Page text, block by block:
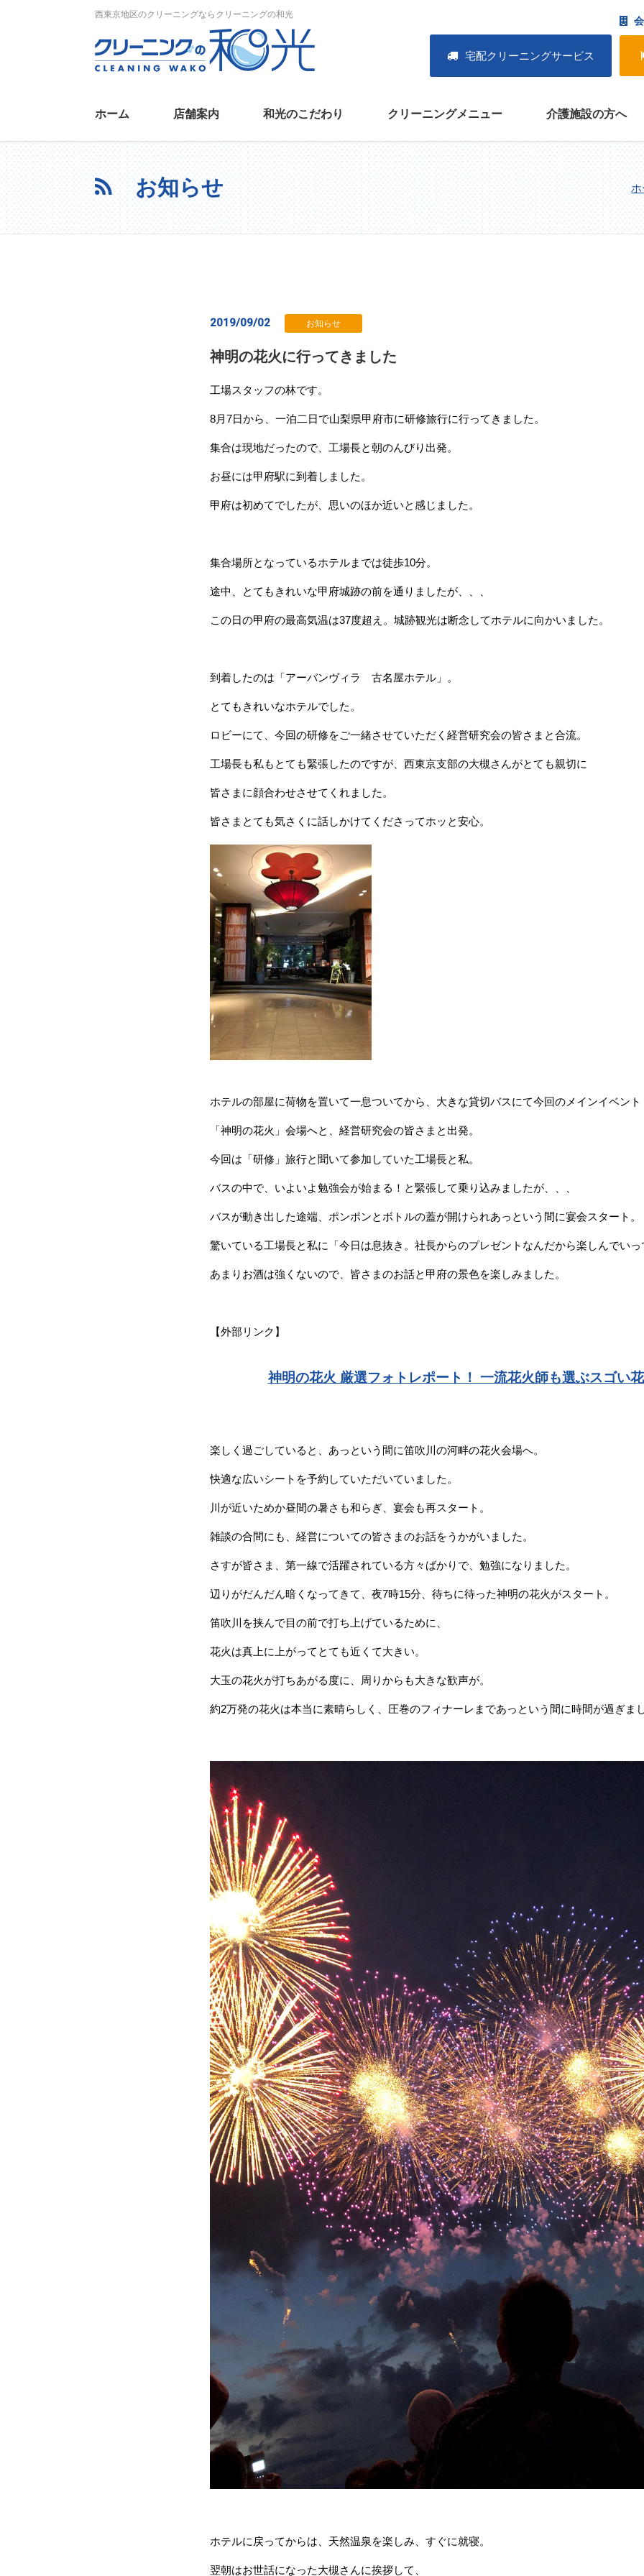
西東京地区のクリーニングならクリーニングの和光
宅配クリーニングサービス
ホーム 店舗案内 和光のこだわり クリーニングメニュー 介護施設の方へ
お知らせ ホ
2019/09/02 お知らせ
神明の花火に行ってきました
工場スタッフの林です。
8月7日から、一泊二日で山梨県甲府市に研修旅行に行ってきました。
集合は現地だったので、工場長と朝のんびり出発。
お昼には甲府駅に到着しました。
甲府は初めてでしたが、思いのほか近いと感じました。
集合場所となっているホテルまでは徒歩10分。
途中、とてもきれいな甲府城跡の前を通りましたが、、、
この日の甲府の最高気温は37度超え。城跡観光は断念してホテルに向かいました。
到着したのは「アーバンヴィラ 古名屋ホテル」。
とてもきれいなホテルでした。
ロビーにて、今回の研修をご一緒させていただく経営研究会の皆さまと合流。
工場長も私もとても緊張したのですが、西東京支部の大槻さんがとても親切に
皆さまに顔合わせさせてくれました。
皆さまとても気さくに話しかけてくださってホッと安心。
ホテルの部屋に荷物を置いて一息ついてから、大きな貸切バスにて今回のメインイベント
「神明の花火」会場へと、経営研究会の皆さまと出発。
今回は「研修」旅行と聞いて参加していた工場長と私。
バスの中で、いよいよ勉強会が始まる！と緊張して乗り込みましたが、、、
バスが動き出した途端、ポンポンとボトルの蓋が開けられあっという間に宴会スタート。
驚いている工場長と私に「今日は息抜き。社長からのプレゼントなんだから楽しんでい
あまりお酒は強くないので、皆さまのお話と甲府の景色を楽しみました。
【外部リンク】
神明の花火 厳選フォトレポート！ 一流花火師も選ぶスゴい
楽しく過ごしていると、あっという間に笛吹川の河畔の花火会場へ。
快適な広いシートを予約していただいていました。
川が近いためか昼間の暑さも和らぎ、宴会も再スタート。
雑談の合間にも、経営についての皆さまのお話をうかがいました。
さすが皆さま、第一線で活躍されている方々ばかりで、勉強になりました。
辺りがだんだん暗くなってきて、夜7時15分、待ちに待った神明の花火がスタート。
笛吹川を挟んで目の前で打ち上げているために、
花火は真上に上がってとても近くて大きい。
大玉の花火が打ちあがる度に、周りからも大きな歓声が。
約2万発の花火は本当に素晴らしく、圧巻のフィナーレまであっという間に時間が過ぎま
ホテルに戻ってからは、天然温泉を楽しみ、すぐに就寝。
翌朝はお世話になった大槻さんに挨拶して、